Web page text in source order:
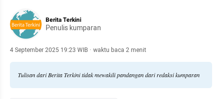
Berita Terkini
Penulis kumparan
4 September 2025 19:23 WIB · waktu baca 2 menit
Tulisan dari Berita Terkini tidak mewakili pandangan dari redaksi kumparan